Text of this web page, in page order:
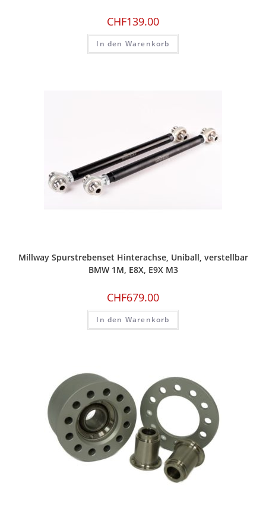
CHF139.00
In den Warenkorb
Millway Spurstrebenset Hinterachse, Uniball, verstellbar
BMW 1M, E8X, E9X M3
CHF679.00
In den Warenkorb